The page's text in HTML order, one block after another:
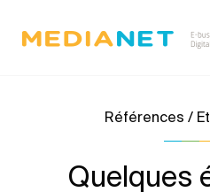
Références /
Quelques